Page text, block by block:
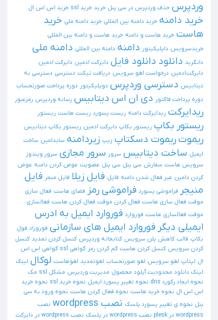
وردپرس حذف وردپرس در سی پنل خرید خرید ssl خرید اس اس ال
خرید دامنه خرید دامنه بین المللی خرید دامنه ملی خرید
هاست خرید هاست و دامنه خرید هاست و دامنه بین المللی
خریدسرویس داپلیکیتور دامنه دامنه بین المللی دامنه ملی
دانگرید دانلود دانلود فایل دایرکت ادمین دایرکت ادمین.
دایرکت‌ادمین درخواست لغو سرویس دریافت تیکت دسترسی دسترسی به
دیتابیس دسترسی وردپرس دوپلیکیتور دوره پرداخت صورتحساب
دوره پرداخت فاکتور دی ان اس دیتابیس رسانه وردپرس رمزعبور
ریدایرکت ریدایرکت دامنه ریست پسورد ریست هاست ریستور
ریستور بکاپ ریستور بکاپ دایرکت ادمین ریستور بکاپ دیتابیس
ریموتریموت دسکتاپ زیپ زیردامنه سابدامین ساخت
ایمیل ساخت دیتابیس سرور سرور مجازی سرور ویندوز
سرویس هاست سفارش سی پنل سی پنل عضویت عوض کردن دامنه عوض
کردن دامین غیر فعال شدن دامنه فایل فایل زیلا فایل منجر فایل
منیجر فراموشی پسورد فراموشی رمز فضای هاست فعال سازی
موقت فعال سازی هاست فعال کردن موقت فعال کردن هاست فعالسازی
موقت فعالسازی هاست فوروارد فوروارد ایمیل به ادرس
ایمیلی دیگر فوروارد ایمیل های سازمانی فوروراد فول
بکاپ قالب کاهش پلن سرویس کتابخانه وردپرس کنسل کردن تمدید کنسل
کردن سرویس کنسل کردن هاست گم کردن رمز گواهی ssl
گواهی اس اس
ال لپتاپ لغو سرویس لغو صورتحساب لغوتمدید لغوهاست لوکال لینک
لینک دانلود محدودیت آپلود محصول مدیریت وردپرس مشکل ssl
مک
نحوه ایجاد رکورد dns
نحوه تغییر پسورد ایمیل نحوه خرید ssl
نحوه خرید
اس اس ال نحوه خرید هاست نحوه فعال کردن هاست نحوه ورود به سی
پنل نحوه ی تغییر پسورد پلسک نصب wordpress
نصب
wordpress در plesk
نصب wordpress در پلسک
نصب wordpress در دایرکت